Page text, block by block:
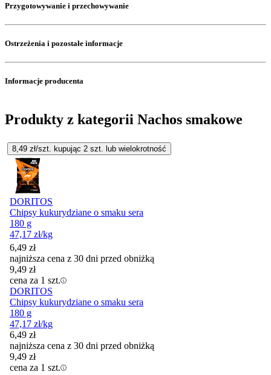
Przygotowywanie i przechowywanie
Ostrzeżenia i pozostałe informacje
Informacje producenta
Produkty z kategorii Nachos smakowe
8,49 zł/szt. kupując 2 szt. lub wielokrotność
DORITOS
Chipsy kukurydziane o smaku sera
180 g
47,17 zł/kg
6,49 zł
najniższa cena z 30 dni przed obniżką
9,49 zł
cena za 1 szt.
DORITOS
Chipsy kukurydziane o smaku sera
180 g
47,17 zł/kg
6,49 zł
najniższa cena z 30 dni przed obniżką
9,49 zł
cena za 1 szt.